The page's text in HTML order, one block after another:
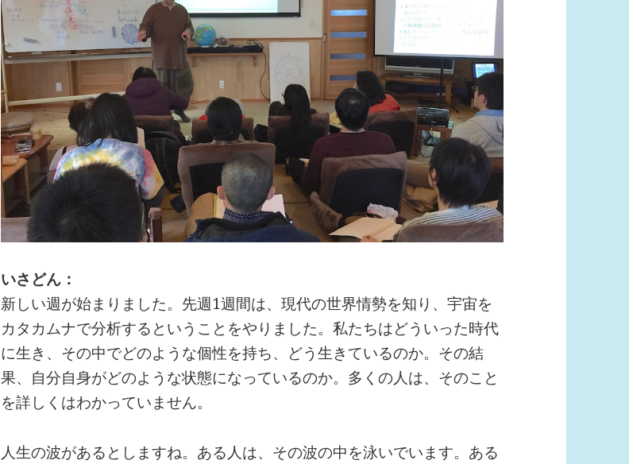
いさどん：
新しい週が始まりました。先週1週間は、現代の世界情勢を知り、宇宙を
カタカムナで分析するということをやりました。私たちはどういった時代
に生き、その中でどのような個性を持ち、どう生きているのか。その結
果、自分自身がどのような状態になっているのか。多くの人は、そのこと
を詳しくはわかっていません。
人生の波があるとしますね。ある人は、その波の中を泳いでいます。ある